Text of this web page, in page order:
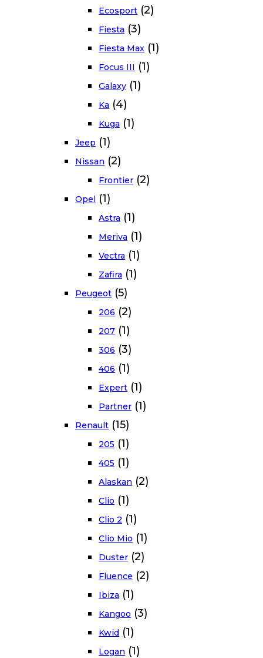
Ecosport (2)
Fiesta (3)
Fiesta Max (1)
Focus III (1)
Galaxy (1)
Ka (4)
Kuga (1)
Jeep (1)
Nissan (2)
Frontier (2)
Opel (1)
Astra (1)
Meriva (1)
Vectra (1)
Zafira (1)
Peugeot (5)
206 (2)
207 (1)
306 (3)
406 (1)
Expert (1)
Partner (1)
Renault (15)
205 (1)
405 (1)
Alaskan (2)
Clio (1)
Clio 2 (1)
Clio Mio (1)
Duster (2)
Fluence (2)
Ibiza (1)
Kangoo (3)
Kwid (1)
Logan (1)